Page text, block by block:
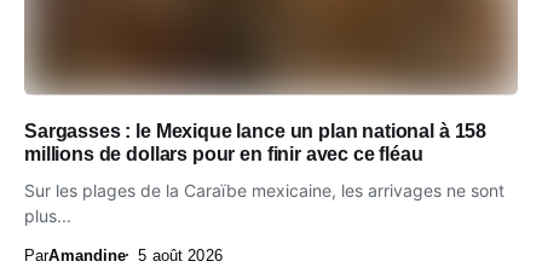
Sargasses : le Mexique lance un plan national à 158
millions de dollars pour en finir avec ce fléau
Sur les plages de la Caraïbe mexicaine, les arrivages ne sont
plus...
ParAmandine 5 août 2026